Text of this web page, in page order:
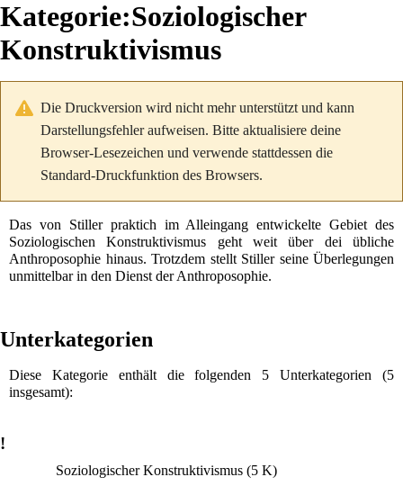
Kategorie:Soziologischer
Konstruktivismus
Die Druckversion wird nicht mehr unterstützt und kann
Darstellungsfehler aufweisen. Bitte aktualisiere deine
Browser-Lesezeichen und verwende stattdessen die
Standard-Druckfunktion des Browsers.
Das von Stillerpraktich im Alleingang entwickelte Gebiet des
Soziologischen Konstruktivismus geht weit über dei übliche
Anthroposophie hinaus. Trotzdem stellt Stiller seine Überlegungen
unmittelbar in den Dienst der Anthroposophie.
Unterkategorien
Diese Kategorie enthält die folgenden 5 Unterkategorien (5
insgesamt):
!
Soziologischer Konstruktivismus (5 K)